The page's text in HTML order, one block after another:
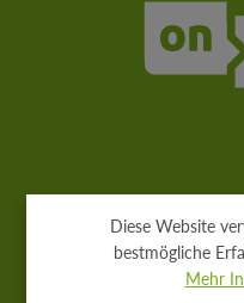
Diese Website
bestmögliche
Mehr